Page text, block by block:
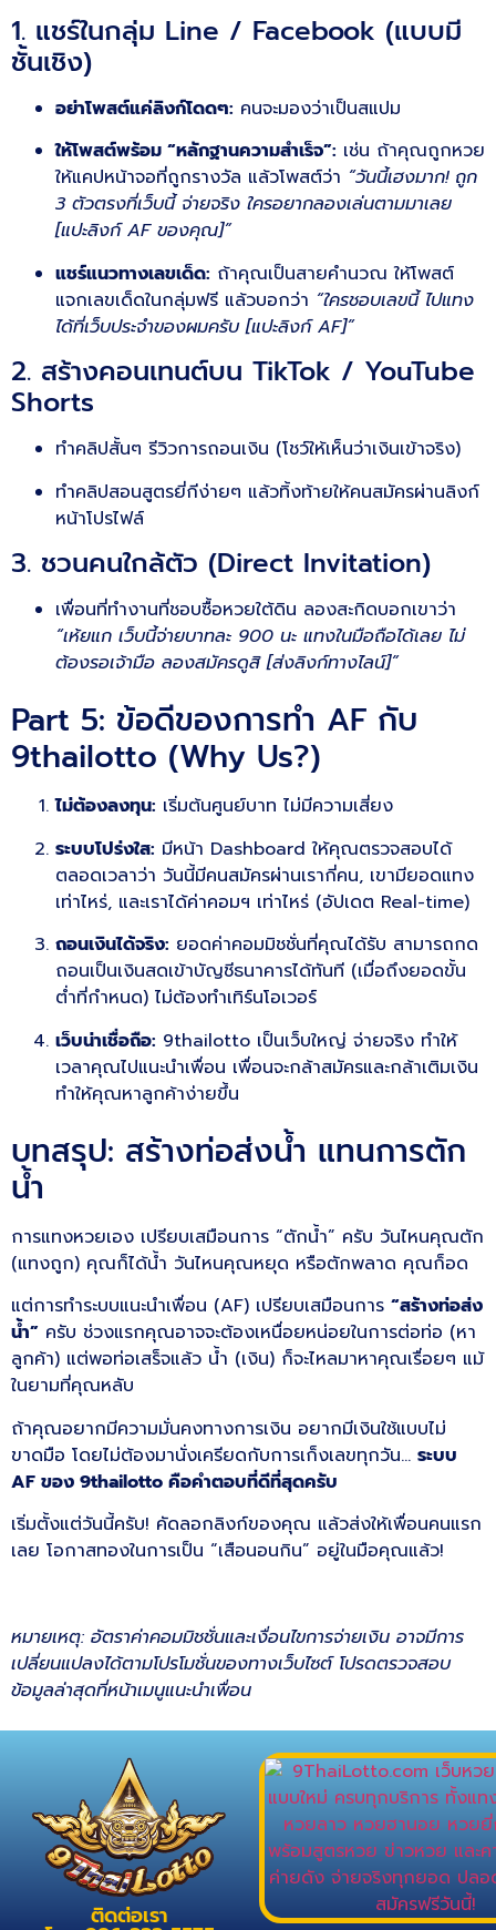
1. แชร์ในกลุ่ม Line / Facebook (แบบมี
ชั้นเชิง)
อย่าโพสต์แค่ลิงก์โดดๆ: คนจะมองว่าเป็นสแปม
ให้โพสต์พร้อม “หลักฐานความสำเร็จ”: เช่น ถ้าคุณถูกหวย
ให้แคปหน้าจอที่ถูกรางวัล แล้วโพสต์ว่า “วันนี้เฮงมาก! ถูก
3 ตัวตรงที่เว็บนี้ จ่ายจริง ใครอยากลองเล่นตามมาเลย
[แปะลิงก์ AF ของคุณ]”
แชร์แนวทางเลขเด็ด: ถ้าคุณเป็นสายคำนวณ ให้โพสต์
แจกเลขเด็ดในกลุ่มฟรี แล้วบอกว่า “ใครชอบเลขนี้ ไปแทง
ได้ที่เว็บประจำของผมครับ [แปะลิงก์ AF]”
2. สร้างคอนเทนต์บน TikTok / YouTube
Shorts
ทำคลิปสั้นๆ รีวิวการถอนเงิน (โชว์ให้เห็นว่าเงินเข้าจริง)
ทำคลิปสอนสูตรยี่กีง่ายๆ แล้วทิ้งท้ายให้คนสมัครผ่านลิงก์
หน้าโปรไฟล์
3. ชวนคนใกล้ตัว (Direct Invitation)
เพื่อนที่ทำงานที่ชอบซื้อหวยใต้ดิน ลองสะกิดบอกเขาว่า
“เห้ยแก เว็บนี้จ่ายบาทละ 900 นะ แทงในมือถือได้เลย ไม่
ต้องรอเจ้ามือ ลองสมัครดูสิ [ส่งลิงก์ทางไลน์]”
Part 5: ข้อดีของการทำ AF กับ
9thailotto (Why Us?)
ไม่ต้องลงทุน: เริ่มต้นศูนย์บาท ไม่มีความเสี่ยง
ระบบโปร่งใส: มีหน้า Dashboard ให้คุณตรวจสอบได้
ตลอดเวลาว่า วันนี้มีคนสมัครผ่านเรากี่คน, เขามียอดแทง
เท่าไหร่, และเราได้ค่าคอมฯ เท่าไหร่ (อัปเดต Real-time)
ถอนเงินได้จริง: ยอดค่าคอมมิชชั่นที่คุณได้รับ สามารถกด
ถอนเป็นเงินสดเข้าบัญชีธนาคารได้ทันที (เมื่อถึงยอดขั้น
ต่ำที่กำหนด) ไม่ต้องทำเทิร์นโอเวอร์
เว็บน่าเชื่อถือ: 9thailotto เป็นเว็บใหญ่ จ่ายจริง ทำให้
เวลาคุณไปแนะนำเพื่อน เพื่อนจะกล้าสมัครและกล้าเติมเงิน
ทำให้คุณหาลูกค้าง่ายขึ้น
บทสรุป: สร้างท่อส่งน้ำ แทนการตัก
น้ำ
การแทงหวยเอง เปรียบเสมือนการ “ตักน้ำ” ครับ วันไหนคุณตัก
(แทงถูก) คุณก็ได้น้ำ วันไหนคุณหยุด หรือตักพลาด คุณก็อด
แต่การทำระบบแนะนำเพื่อน (AF) เปรียบเสมือนการ “สร้างท่อส่ง
น้ำ” ครับ ช่วงแรกคุณอาจจะต้องเหนื่อยหน่อยในการต่อท่อ (หา
ลูกค้า) แต่พอท่อเสร็จแล้ว น้ำ (เงิน) ก็จะไหลมาหาคุณเรื่อยๆ แม้
ในยามที่คุณหลับ
ถ้าคุณอยากมีความมั่นคงทางการเงิน อยากมีเงินใช้แบบไม่
ขาดมือ โดยไม่ต้องมานั่งเครียดกับการเก็งเลขทุกวัน… ระบบ
AF ของ 9thailotto คือคำตอบที่ดีที่สุดครับ
เริ่มตั้งแต่วันนี้ครับ! คัดลอกลิงก์ของคุณ แล้วส่งให้เพื่อนคนแรก
เลย โอกาสทองในการเป็น “เสือนอนกิน” อยู่ในมือคุณแล้ว!
หมายเหตุ: อัตราค่าคอมมิชชั่นและเงื่อนไขการจ่ายเงิน อาจมีการ
เปลี่ยนแปลงได้ตามโปรโมชั่นของทางเว็บไซต์ โปรดตรวจสอบ
ข้อมูลล่าสุดที่หน้าเมนูแนะนำเพื่อน
ติดต่อเรา